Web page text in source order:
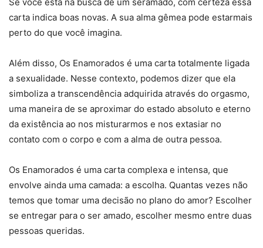
carta indica boas novas. A sua alma gêmea pode estarmais
perto do que você imagina.
Além disso, Os Enamorados é uma carta totalmente ligada
a sexualidade. Nesse contexto, podemos dizer que ela
simboliza a transcendência adquirida através do orgasmo,
uma maneira de se aproximar do estado absoluto e eterno
da existência ao nos misturarmos e nos extasiar no
contato com o corpo e com a alma de outra pessoa.
Os Enamorados é uma carta complexa e intensa, que
envolve ainda uma camada: a escolha. Quantas vezes não
temos que tomar uma decisão no plano do amor? Escolher
se entregar para o ser amado, escolher mesmo entre duas
pessoas queridas.